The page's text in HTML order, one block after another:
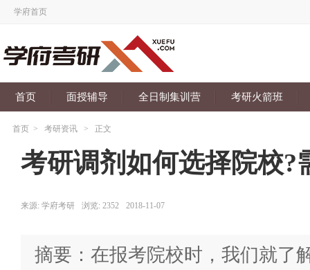
学府首页
首页 面授辅导 全日制集训营 考研火箭班
首页 > 考研资讯 > 正文
考研调剂如何选择院校?
来源: 学府考研 浏览: 2352 2018-11-07
摘要：在报考院校时，我们就了